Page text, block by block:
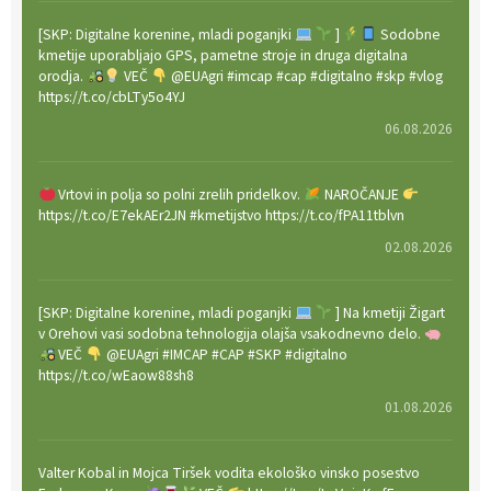
[SKP: Digitalne korenine, mladi poganjki ]
Sodobne
kmetije uporabljajo GPS, pametne stroje in druga digitalna
orodja.
VEČ
@EUAgri #imcap #cap #digitalno #skp #vlog
https://t.co/cbLTy5o4YJ
06.08.2026
Vrtovi in polja so polni zrelih pridelkov.
NAROČANJE
https://t.co/E7ekAEr2JN #kmetijstvo https://t.co/fPA11tblvn
02.08.2026
[SKP: Digitalne korenine, mladi poganjki
] Na kmetiji Žigart
v Orehovi vasi sodobna tehnologija olajša vsakodnevno delo.
VEČ
@EUAgri #IMCAP #CAP #SKP #digitalno
https://t.co/wEaow88sh8
01.08.2026
Valter Kobal in Mojca Tiršek vodita ekološko vinsko posestvo